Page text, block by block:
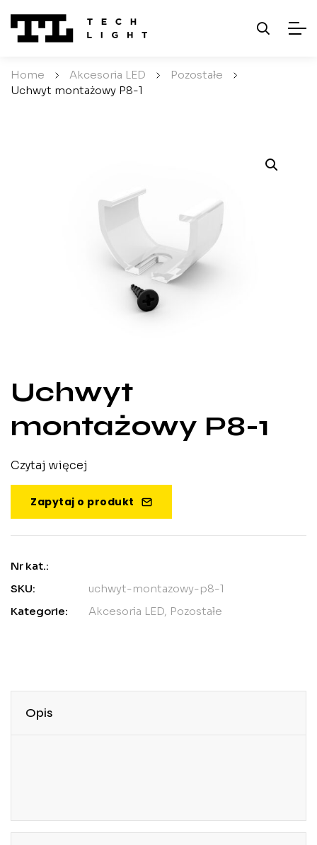
Home / Akcesoria LED / Pozostałe
/
Uchwyt montażowy P8-1
Uchwyt
montażowy P8-1
Czytaj więcej
Zapytaj o produkt
Nr kat.:
SKU:
uchwyt-montazowy-p8-1
Kategorie:
Akcesoria LED, Pozostałe
Opis